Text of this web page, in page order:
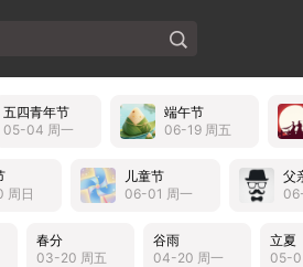
五四青年节
05-04 周一
端午节
06-19 周五
周日
儿童节
06-01 周一
父
春分
03-20 周五
谷雨
04-20 周一
立夏
05-